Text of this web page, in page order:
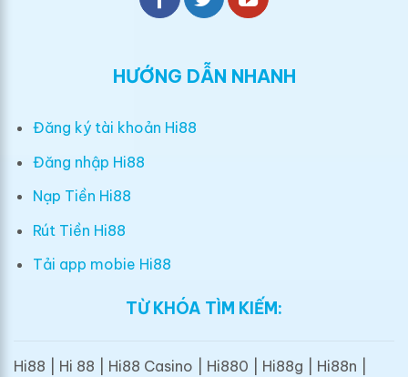
HƯỚNG DẪN NHANH
Đăng ký tài khoản Hi88
Đăng nhập Hi88
Nạp Tiền Hi88
Rút Tiền Hi88
Tải app mobie Hi88
TỪ KHÓA TÌM KIẾM:
Hi88 | Hi 88 | Hi88 Casino | Hi880 | Hi88g | Hi88n |